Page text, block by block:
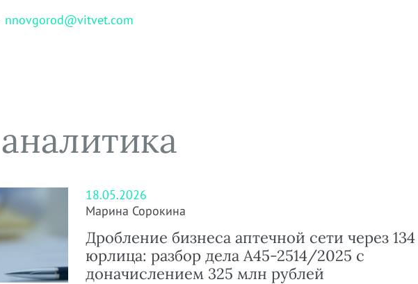
nnovgorod@vitvet.com
18.05.2026
Марина Сорокина
Дробление бизнеса аптечной сети через 134
юрлица: разбор дела А45-2514/2025 с
доначислением 325 млн рублей